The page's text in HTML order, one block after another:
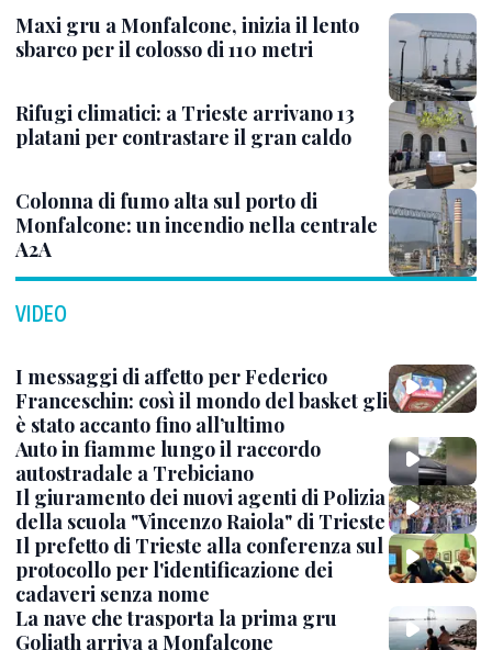
Maxi gru a Monfalcone, inizia il lento
sbarco per il colosso di 110 metri
Rifugi climatici: a Trieste arrivano 13
platani per contrastare il gran caldo
Colonna di fumo alta sul porto di
Monfalcone: un incendio nella centrale
A2A
VIDEO
I messaggi di affetto per Federico
Franceschin: così il mondo del basket gli
è stato accanto fino all’ultimo
Auto in fiamme lungo il raccordo
autostradale a Trebiciano
Il giuramento dei nuovi agenti di Polizia
della scuola "Vincenzo Raiola" di Trieste
Il prefetto di Trieste alla conferenza sul
protocollo per l'identificazione dei
cadaveri senza nome
La nave che trasporta la prima gru
Goliath arriva a Monfalcone